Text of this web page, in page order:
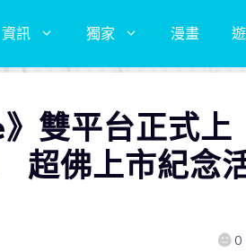
資訊 獨家 漫畫
雙平台正式上
超佛上市紀念
0